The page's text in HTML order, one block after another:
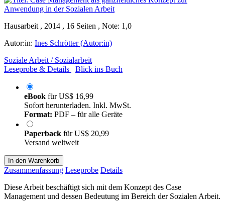
Hausarbeit , 2014 , 16 Seiten , Note: 1,0
Autor:in: Ines Schrötter (Autor:in)
Soziale Arbeit / Sozialarbeit
Leseprobe & Details
Blick ins Buch
eBook fürUS$ 16,99
Sofort herunterladen. Inkl. MwSt.
Format: PDF – für alle Geräte
Paperback fürUS$ 20,99
Versand weltweit
In den Warenkorb
Zusammenfassung Leseprobe Details
Diese Arbeit beschäftigt sich mit dem Konzept des Case
Management und dessen Bedeutung im Bereich der Sozialen Arbeit.